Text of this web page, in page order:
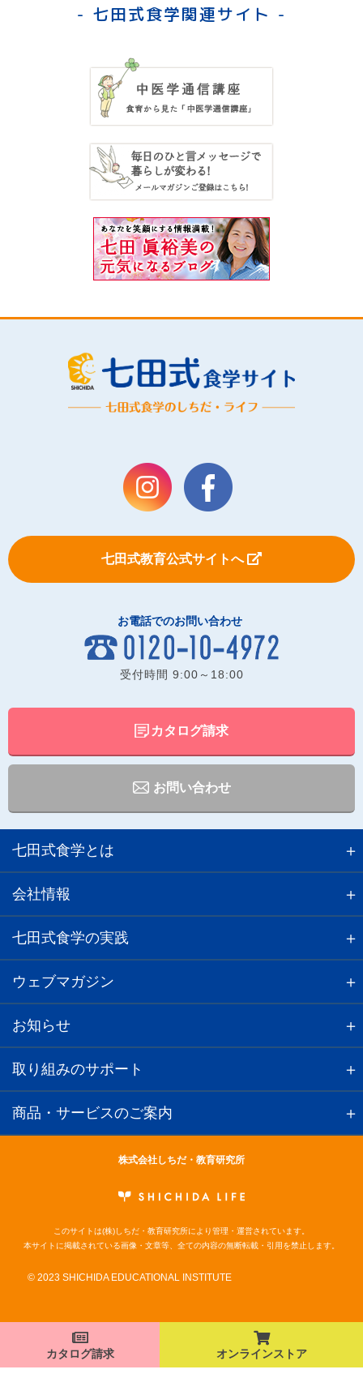
- 七田式食学関連サイト -
七田式教育公式サイトへ
お電話でのお問い合わせ
受付時間 9:00～18:00
カタログ請求
お問い合わせ
七田式食学とは
会社情報
七田式食学の実践
ウェブマガジン
お知らせ
取り組みのサポート
商品・サービスのご案内
株式会社しちだ・教育研究所
このサイトは(株)しちだ・教育研究所により管理・運営されています。
本サイトに掲載されている画像・文章等、全ての内容の無断転載・引用を禁止します。
© 2023 SHICHIDA EDUCATIONAL INSTITUTE
カタログ請求 オンラインストア